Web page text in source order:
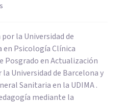
la Universidad de
en Psicología Clínica
en Actualización
Universidad de Barcelona y
Sanitaria en la UDIMA .
mediante la